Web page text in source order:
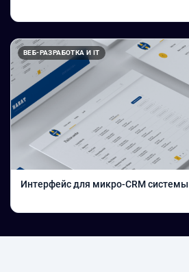
ВЕБ-РАЗРАБОТКА И IT
Интерфейс для микро-CRM системы